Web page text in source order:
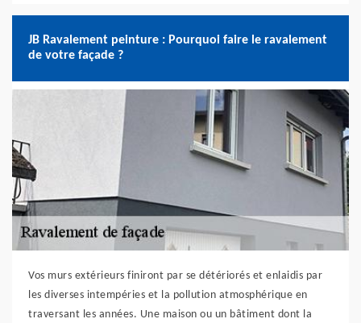
JB Ravalement peinture : Pourquoi faire le ravalement
de votre façade ?
Vos murs extérieurs finiront par se détériorés et enlaidis par
les diverses intempéries et la pollution atmosphérique en
traversant les années. Une maison ou un bâtiment dont la